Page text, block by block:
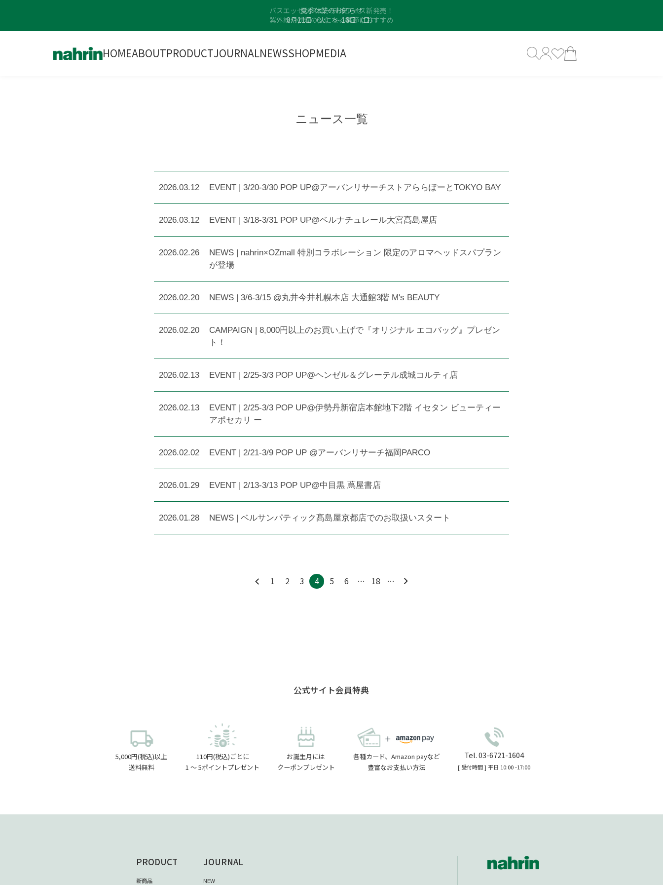
夏季休業のお知らせ
8月11日（火）〜 16日（日）
バスエッセンスエーデルワイス新発売！
紫外線や乾燥の気になる季節におすすめ
HOMEABOUTPRODUCTJOURNALNEWSSHOPMEDIA
ニュース一覧
2026.03.12 EVENT | 3/20-3/30 POP UP@アーバンリサーチストアららぽーとTOKYO BAY
2026.03.12 EVENT | 3/18-3/31 POP UP@ベルナチュレール大宮髙島屋店
2026.02.26
NEWS | nahrin×OZmall 特別コラボレーション 限定のアロマヘッドスパプラン
が登場
2026.02.20 NEWS | 3/6-3/15 @丸井今井札幌本店 大通館3階 M's BEAUTY
2026.02.20
CAMPAIGN | 8,000円以上のお買い上げで『オリジナル エコバッグ』プレゼン
ト！
2026.02.13 EVENT | 2/25-3/3 POP UP@ヘンゼル＆グレーテル成城コルティ店
2026.02.13
EVENT | 2/25-3/3 POP UP@伊勢丹新宿店本館地下2階 イセタン ビューティー
アポセカリ ー
2026.02.02 EVENT | 2/21-3/9 POP UP @アーバンリサーチ福岡PARCO
2026.01.29 EVENT | 2/13-3/13 POP UP@中目黒 蔦屋書店
2026.01.28 NEWS | ベルサンパティック髙島屋京都店でのお取扱いスタート
1 2 3 4 5 6 … 18 …
公式サイト会員特典
5,000円(税込)以上
送料無料
110円(税込)ごとに
1 〜 5ポイントプレゼント
お誕生月には
クーポンプレゼント
各種カード、Amazon payなど
豊富なお支払い方法
Tel. 03-6721-1604
[ 受付時間 ] 平日 10:00 -17:00
PRODUCT
新商品
JOURNAL
NEW